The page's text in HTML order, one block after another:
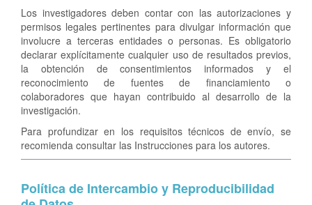
Los investigadores deben contar con las autorizaciones y
permisos legales pertinentes para divulgar información que
involucre a terceras entidades o personas. Es obligatorio
declarar explícitamente cualquier uso de resultados previos,
la obtención de consentimientos informados y el
reconocimiento de fuentes de financiamiento o
colaboradores que hayan contribuido al desarrollo de la
investigación.
Para profundizar en los requisitos técnicos de envío, se
recomienda consultar las Instrucciones para los autores.
Política de Intercambio y Reproducibilidad